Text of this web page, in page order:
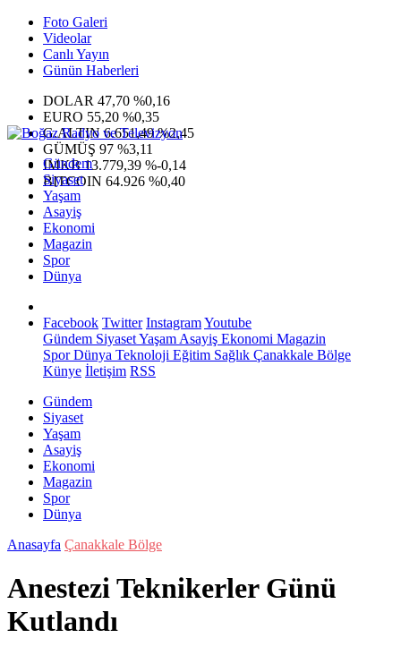
Foto Galeri
Videolar
Canlı Yayın
Günün Haberleri
DOLAR 47,70 %0,16
EURO 55,20 %0,35
G.ALTIN6.651,49 %2,45
GÜMÜŞ 97 %3,11
IMKB13.779,39 %-0,14
BITCOIN 64.926 %0,40
Gündem
Siyaset
Yaşam
Asayiş
Ekonomi
Magazin
Spor
Dünya
Facebook Twitter InstagramYoutube
Gündem SiyasetYaşam Asayiş Ekonomi Magazin
SporDünya Teknoloji Eğitim Sağlık Çanakkale Bölge
Künye İletişim RSS
Gündem
Siyaset
Yaşam
Asayiş
Ekonomi
Magazin
Spor
Dünya
Anasayfa Çanakkale Bölge
Anestezi Teknikerler Günü
Kutlandı